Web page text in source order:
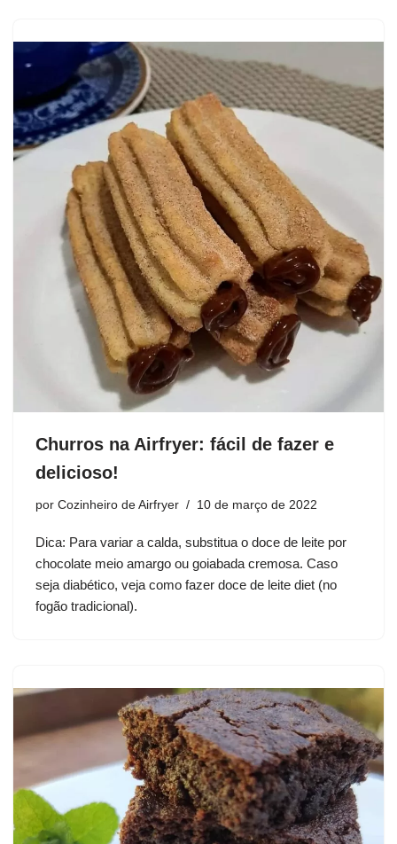
Churros na Airfryer: fácil de fazer e
delicioso!
por Cozinheiro de Airfryer 10 de março de 2022
Dica: Para variar a calda, substitua o doce de leite por
chocolate meio amargo ou goiabada cremosa. Caso
seja diabético, veja como fazer doce de leite diet (no
fogão tradicional).